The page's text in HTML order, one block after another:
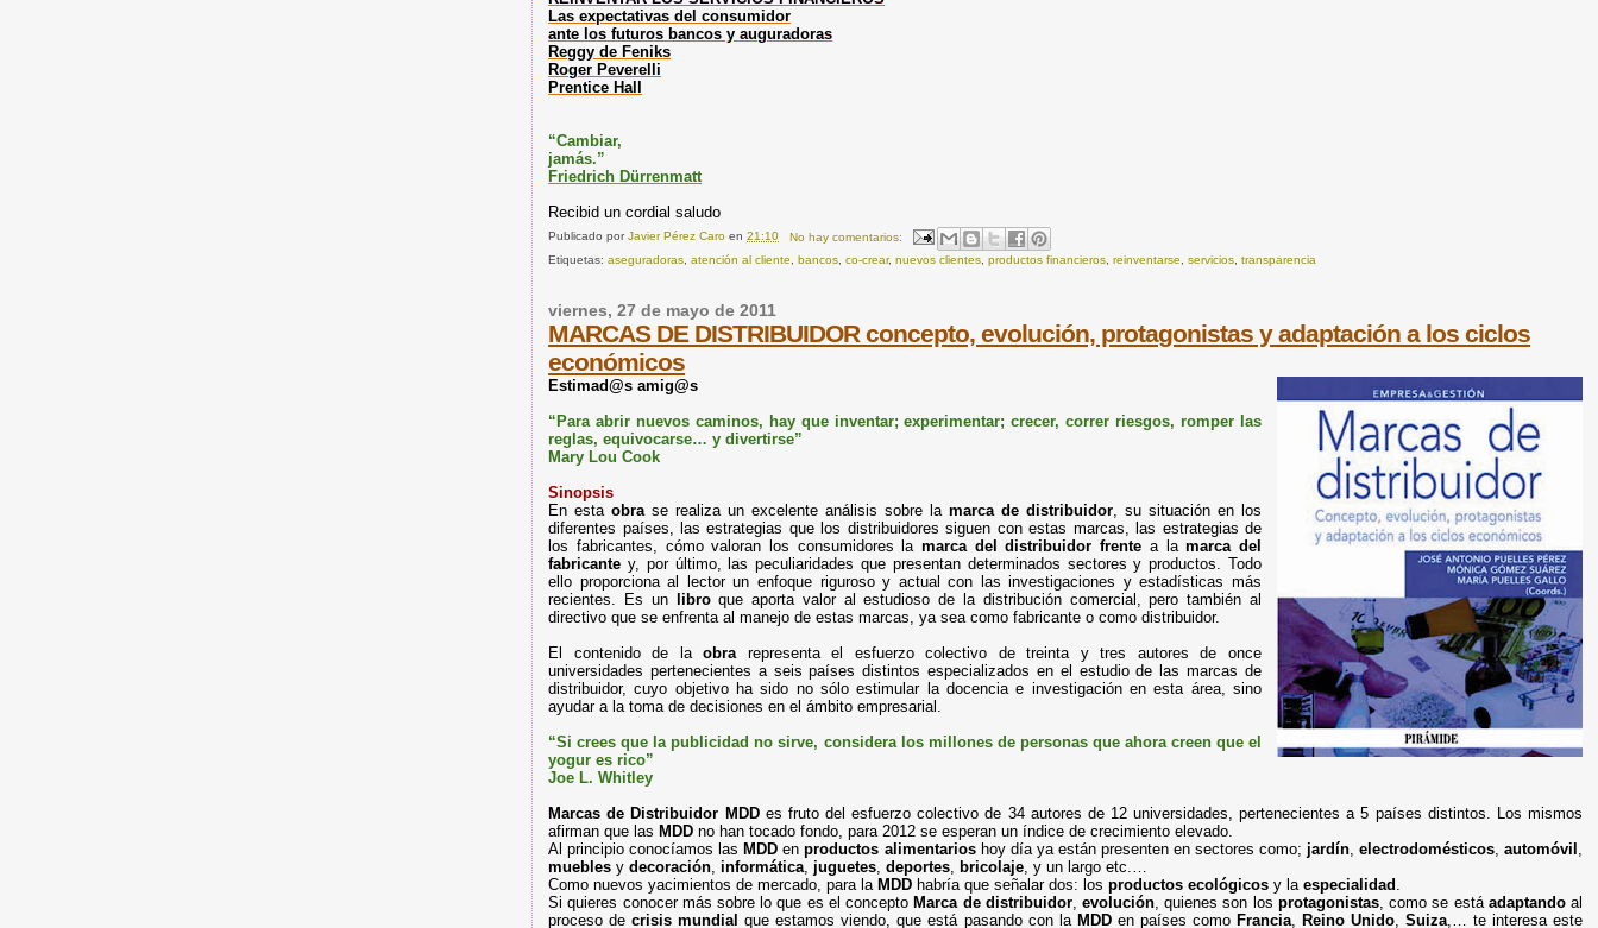
Las expectativas del consumidor
ante los futuros bancos y auguradoras
Reggy de Feniks
Roger Peverelli
Prentice Hall
“Cambiar,
jamás.”
Friedrich Dürrenmatt
Recibid un cordial saludo
Publicado porJavier Pérez Caro en21:10
No hay comentarios:
Etiquetas:aseguradoras,atención al cliente, bancos,co-crear,nuevos clientes,productos financieros,reinventarse,servicios,transparencia
viernes, 27 de mayo de 2011
MARCAS DE DISTRIBUIDOR concepto, evolución, protagonistas y adaptación a los ciclos
económicos
Estimad@s amig@s
“Para abrir nuevos caminos, hay que inventar; experimentar; crecer, correr riesgos, romper las
reglas, equivocarse… y divertirse”
Mary Lou Cook
Sinopsis
En estaobrase realiza un excelente análisis sobre lamarca de distribuidor, su situación en los
diferentes países, las estrategias que los distribuidores siguen con estas marcas, las estrategias de
los fabricantes, cómo valoran los consumidores lamarca del distribuidor frente a lamarca del
fabricante y, por último, las peculiaridades que presentan determinados sectores y productos. Todo
ello proporciona al lector un enfoque riguroso y actual con las investigaciones y estadísticas más
recientes. Es un
libroque aporta valor al estudioso de la distribución comercial, pero también al
directivo que se enfrenta al manejo de estas marcas, ya sea como fabricante o como distribuidor.
El contenido de laobrarepresenta el esfuerzo colectivo de treinta y tres autores de once
universidades pertenecientes a seis países distintos especializados en el estudio de las marcas de
distribuidor, cuyo objetivo ha sido no sólo estimular la docencia e investigación en esta área, sino
ayudar a la toma de decisiones en el ámbito empresarial.
“Si crees que la publicidad no sirve, considera los millones de personas que ahora creen que el
yogur es rico”
Joe L. Whitley
Marcas de Distribuidor MDDes fruto del esfuerzo colectivo de 34 autores de 12 universidades, pertenecientes a 5 países distintos. Los mismos
afirman que las MDD no han tocado fondo, para 2012 se esperan un índice de crecimiento elevado.
Al principio conocíamos las MDD enproductos alimentarioshoy día ya están presenten en sectores como; jardín, electrodomésticos,automóvil ,
muebles ydecoración,informática, juguetes,deportes, bricolaje, y un largo etc.…
Como nuevos yacimientos de mercado, para la MDD habría que señalar dos: losproductos ecológicos y laespecialidad .
Si quieres conocer más sobre lo que es el concepto Marca de distribuidor,evolución, quienes son los protagonistas, como se está adaptandoal
proceso decrisis mundial que estamos viendo, que está pasando con la MDDen países como Francia, Reino Unido, Suiza,… te interesa este